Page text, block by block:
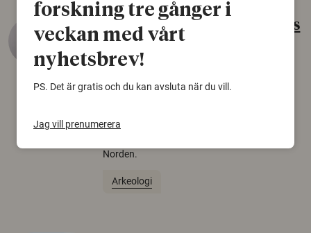
Gammalt skinn var Sveriges
äldsta sko
22 juni 2026
Det som arkeologer länge trodde var en
gammal sko. Fyndet bär spår av romerskt
Norden.
Arkeologi
forskning tre gånger i
veckan med vårt
nyhetsbrev!
PS. Det är gratis och du kan avsluta när du vill.
Jag vill prenumerera